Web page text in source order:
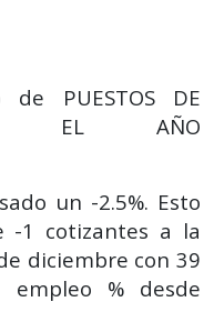
PUESTOS DE
EL AÑO
un -2.5%. Esto
-1 cotizantes a la
diciembre con 39
empleo % desde